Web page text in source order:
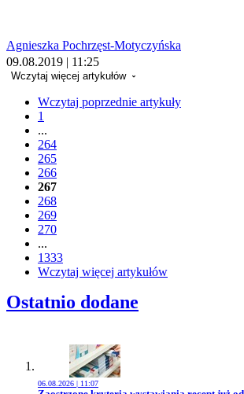
Agnieszka Pochrzęst-Motyczyńska
09.08.2019 | 11:25
Wczytaj więcej artykułów
Wczytaj poprzednie artykuły
1
...
264
265
266
267
268
269
270
...
1333
Wczytaj więcej artykułów
Ostatnio dodane
06.08.2026 | 11:07